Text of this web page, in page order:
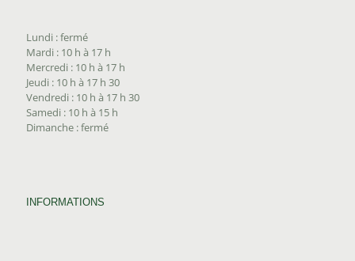
Lundi : fermé
Mardi : 10 h à 17 h
Mercredi : 10 h à 17 h
Jeudi : 10 h à 17 h 30
Vendredi : 10 h à 17 h 30
Samedi : 10 h à 15 h
Dimanche : fermé
INFORMATIONS